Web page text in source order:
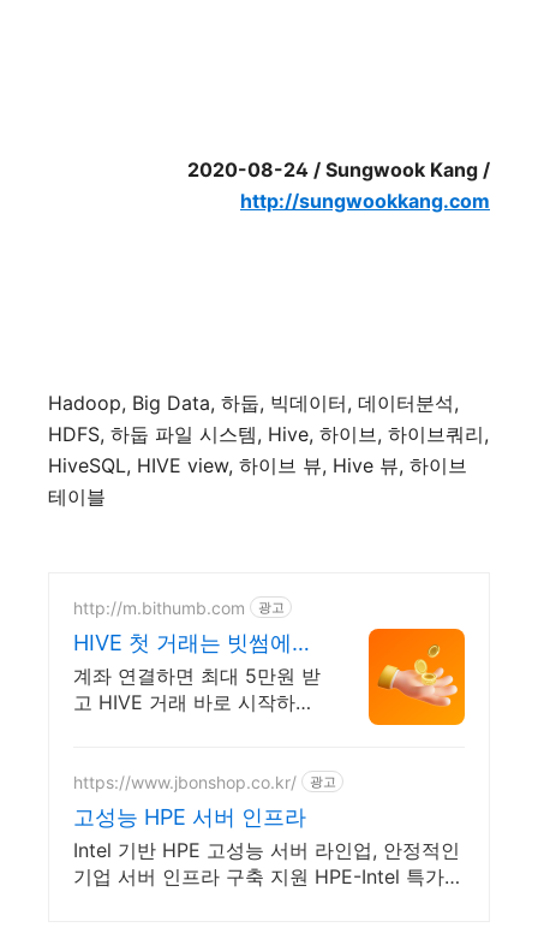
2020-08-24 / Sungwook Kang /
http://sungwookkang.com
Hadoop, Big Data, 하둡, 빅데이터, 데이터분석,
HDFS, 하둡 파일 시스템, Hive, 하이브, 하이브쿼리,
HiveSQL, HIVE view, 하이브 뷰, Hive 뷰, 하이브
테이블
http://m.bithumb.com 광고
HIVE 첫 거래는 빗썸에서
신규 가입 시 5만원 혜택
계좌 연결하면 최대 5만원 받
고 HIVE 거래 바로 시작하세
https://www.jbonshop.co.kr/ 광고
고성능 HPE 서버 인프라
Intel 기반 HPE 고성능 서버 라인업, 안정적인
기업 서버 인프라 구축 지원 HPE-Intel 특가판